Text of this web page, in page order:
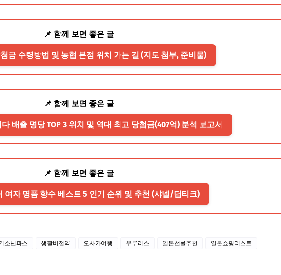
📌 함께 보면 좋은 글
금 수령방법 및 농협 본점 위치 가는 길 (지도 첨부, 준비물)
📌 함께 보면 좋은 글
배출 명당 TOP 3 위치 및 역대 최고 당첨금(407억) 분석 보고서
📌 함께 보면 좋은 글
여자 명품 향수 베스트 5 인기 순위 및 추천 (샤넬/딥티크)
소닌파스 생활비절약 오사카여행 우루리스 일본선물추천 일본쇼핑리스트